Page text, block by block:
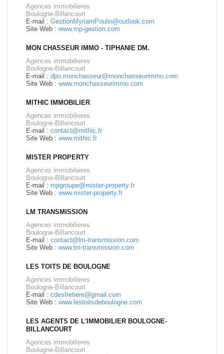
Agences immobilieres
Boulogne-Billancourt
E-mail : GestionMyriamPoulin@outlook.com
Site Web : www.mp-gestion.com
MON CHASSEUR IMMO - TIPHANIE DM.
Agences immobilieres
Boulogne-Billancourt
E-mail : dpo.monchasseur@monchasseurimmo.com
Site Web : www.monchasseurimmo.com
MITHIC IMMOBILIER
Agences immobilieres
Boulogne-Billancourt
E-mail : contact@mithic.fr
Site Web : www.mithic.fr
MISTER PROPERTY
Agences immobilieres
Boulogne-Billancourt
E-mail : mpgroupe@mister-property.fr
Site Web : www.mister-property.fr
LM TRANSMISSION
Agences immobilieres
Boulogne-Billancourt
E-mail : contact@lm-transmission.com
Site Web : www.lm-transmission.com
LES TOITS DE BOULOGNE
Agences immobilieres
Boulogne-Billancourt
E-mail : cdesfretiere@gmail.com
Site Web : www.lestoitsdeboulogne.com
LES AGENTS DE L'IMMOBILIER BOULOGNE-
BILLANCOURT
Agences immobilieres
Boulogne-Billancourt